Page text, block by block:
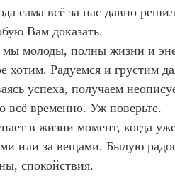
сама всё за нас давно
Вам доказать.
мы молоды, полны жизни и
хотим. Радуемся и грустим
успеха, получаем
всё временно. Уж поверьте.
в жизни момент, когда
или за вещами. Былую
спокойствия.